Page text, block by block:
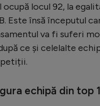
sporturi
2024
ocupă locul 92, la
Este însă începutul
va fi suferi
ce și celelalte
echipă din top